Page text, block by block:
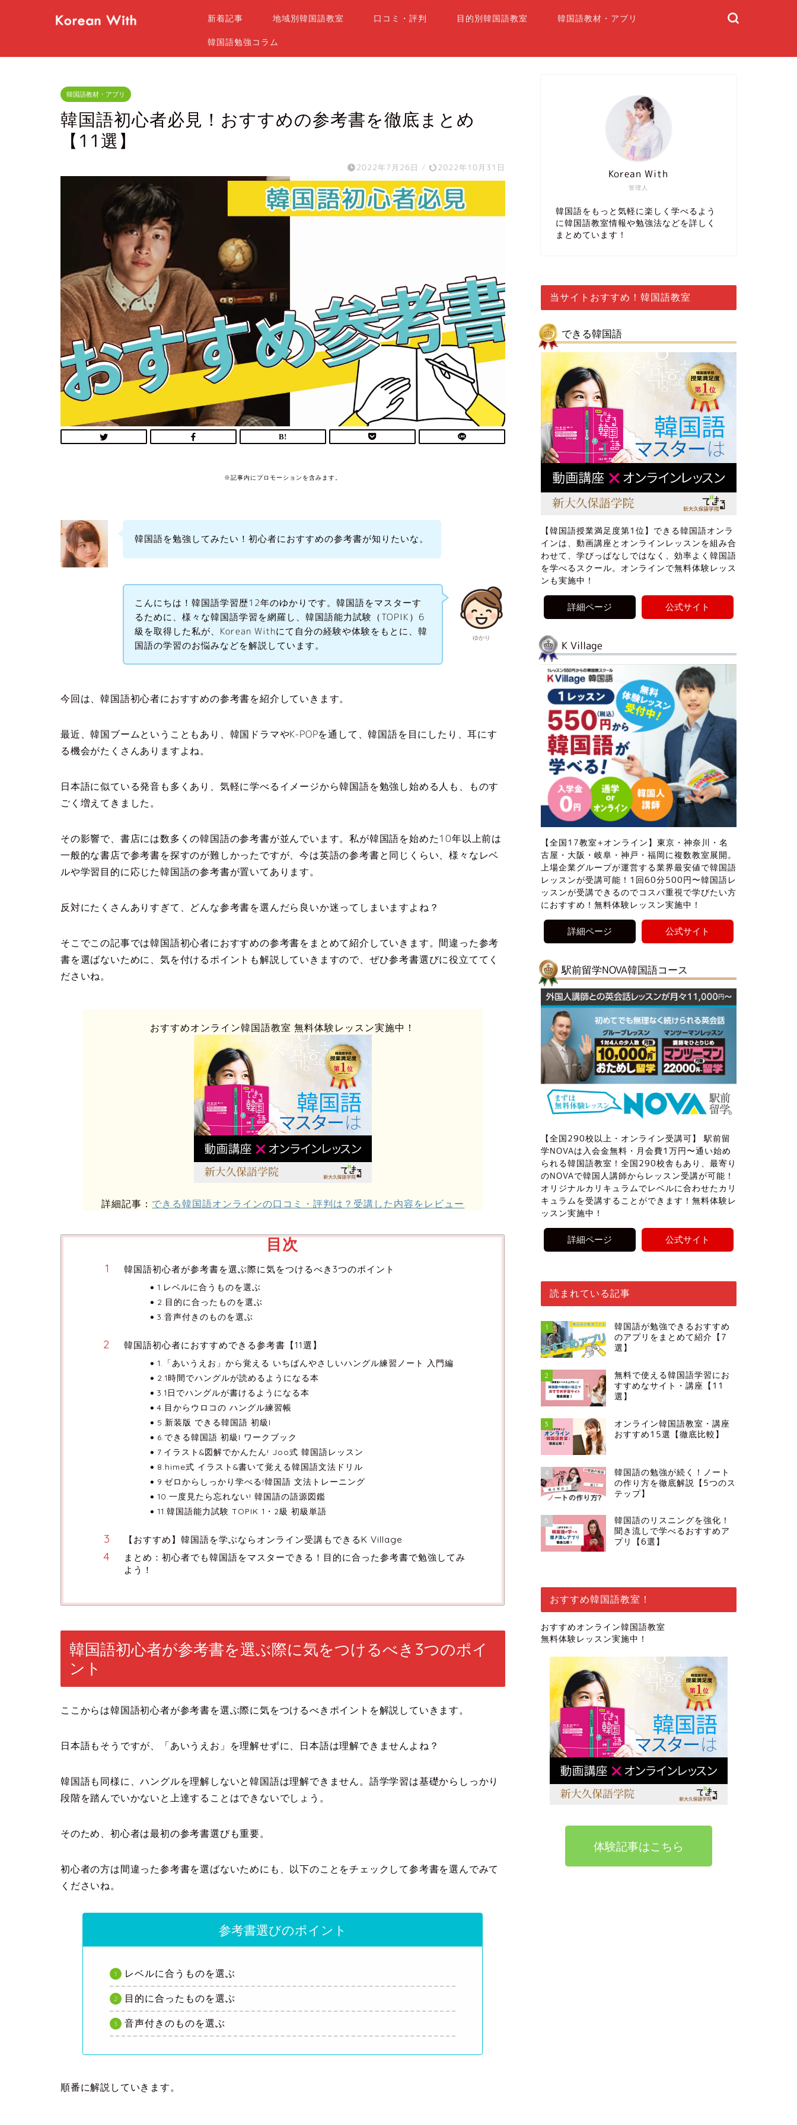
新着記事 地域別韓国語教室 口コミ・評判 目的別韓国語教室 韓国語教材・アプリ
韓国語勉強コラム
韓国語教材・アプリ
韓国語初心者必見！おすすめの参考書を徹底まとめ
【11選】
2022年7月26日 / 2022年10月31日
※記事内にプロモーションを含みます。
韓国語を勉強してみたい！初心者におすすめの参考書が知りたいな。
ゆかり
こんにちは！韓国語学習歴12年のゆかりです。韓国語をマスターす
るために、様々な韓国語学習を網羅し、韓国語能力試験（TOPIK）6
級を取得した私が、Korean Withにて自分の経験や体験をもとに、韓
国語の学習のお悩みなどを解説しています。
今回は、韓国語初心者におすすめの参考書を紹介していきます。
最近、韓国ブームということもあり、韓国ドラマやK-POPを通して、韓国語を目にしたり、耳にす
る機会がたくさんありますよね。
日本語に似ている発音も多くあり、気軽に学べるイメージから韓国語を勉強し始める人も、ものす
ごく増えてきました。
その影響で、書店には数多くの韓国語の参考書が並んでいます。私が韓国語を始めた10年以上前は
一般的な書店で参考書を探すのが難しかったですが、今は英語の参考書と同じくらい、様々なレベ
ルや学習目的に応じた韓国語の参考書が置いてあります。
反対にたくさんありすぎて、どんな参考書を選んだら良いか迷ってしまいますよね？
そこでこの記事では韓国語初心者におすすめの参考書をまとめて紹介していきます。 間違った参考
書を選ばないために、気を付けるポイントも解説していきますので、ぜひ参考書選びに役立ててく
ださいね。
おすすめオンライン韓国語教室 無料体験レッスン実施中！
詳細記事： できる韓国語オンラインの口コミ・評判は？受講した内容をレビュー
目次
韓国語初心者が参考書を選ぶ際に気をつけるべき3つのポイント
1.レベルに合うものを選ぶ
2.目的に合ったものを選ぶ
3.音声付きのものを選ぶ
韓国語初心者におすすめできる参考書【11選】
1.「あいうえお」から覚える いちばんやさしいハングル練習ノート 入門編
2.1時間でハングルが読めるようになる本
3.1日でハングルが書けるようになる本
4.目からウロコの ハングル練習帳
5.新装版 できる韓国語 初級I
6.できる韓国語 初級I ワークブック
7.イラスト&図解でかんたん! Joo式 韓国語レッスン
8.hime式 イラスト&書いて覚える韓国語文法ドリル
9.ゼロからしっかり学べる!韓国語 文法トレーニング
10.一度見たら忘れない! 韓国語の語源図鑑
11.韓国語能力試験 TOPIK 1・2級 初級単語
【おすすめ】韓国語を学ぶならオンライン受講もできるK Village
まとめ：初心者でも韓国語をマスターできる！目的に合った参考書で勉強してみ
よう！
韓国語初心者が参考書を選ぶ際に気をつけるべき3つのポイ
ント
ここからは韓国語初心者が参考書を選ぶ際に気をつけるべきポイントを解説していきます。
日本語もそうですが、「あいうえお」を理解せずに、日本語は理解できませんよね？
韓国語も同様に、ハングルを理解しないと韓国語は理解できません。語学学習は基礎からしっかり
段階を踏んでいかないと上達することはできないでしょう。
そのため、初心者は最初の参考書選びも重要。
初心者の方は間違った参考書を選ばないためにも、以下のことをチェックして参考書を選んでみて
くださいね。
参考書選びのポイント
レベルに合うものを選ぶ
目的に合ったものを選ぶ
音声付きのものを選ぶ
順番に解説していきます。
管理人
Korean With
韓国語をもっと気軽に楽しく学べるよう
に韓国語教室情報や勉強法などを詳しく
まとめています！
当サイトおすすめ！韓国語教室
できる韓国語
【韓国語授業満足度第1位】できる韓国語オンラ
インは、動画講座とオンラインレッスンを組み合
わせて、学びっぱなしではなく、効率よく韓国語
を学べるスクール。オンラインで無料体験レッス
ンも実施中！
詳細ページ 公式サイト
K Village
【全国17教室+オンライン】東京・神奈川・名
古屋・大阪・岐阜・神戸・福岡に複数教室展開。
上場企業グループが運営する業界最安値で韓国語
レッスンが受講可能！1回60分500円〜韓国語レ
ッスンが受講できるのでコスパ重視で学びたい方
におすすめ！無料体験レッスン実施中！
詳細ページ 公式サイト
駅前留学NOVA韓国語コース
【全国290校以上・オンライン受講可】 駅前留
学NOVAは入会金無料・月会費1万円〜通い始め
られる韓国語教室！全国290校舎もあり、最寄り
のNOVAで韓国人講師からレッスン受講が可能！
オリジナルカリキュラムでレベルに合わせたカリ
キュラムを受講することができます！無料体験レ
ッスン実施中！
詳細ページ 公式サイト
読まれている記事
1
韓国語が勉強できるおすすめ
のアプリをまとめて紹介【7
選】
2
無料で使える韓国語学習にお
すすめなサイト・講座【11
選】
3
オンライン韓国語教室・講座
おすすめ15選【徹底比較】
4
韓国語の勉強が続く！ノート
の作り方を徹底解説【5つのス
テップ】
5
韓国語のリスニングを強化！
聞き流しで学べるおすすめア
プリ【6選】
おすすめ韓国語教室！
おすすめオンライン韓国語教室
無料体験レッスン実施中！
体験記事はこちら